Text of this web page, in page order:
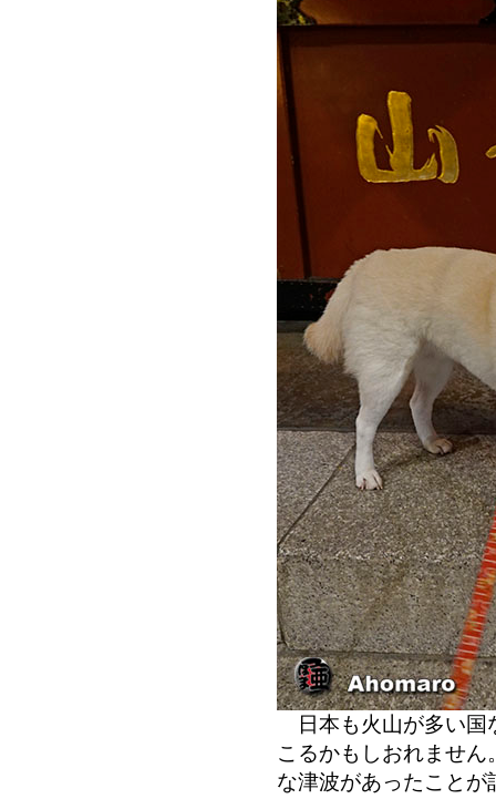
日本も火山が多い国
こるかもしおれませ
な津波があったこと